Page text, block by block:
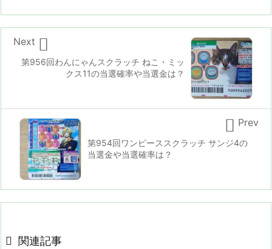
第956回わんにゃんスクラッチ ねこ・ミッ
クス11の当選確率や当選金は？

Next
第954回ワンピーススクラッチ サンジ4の
当選金や当選確率は？
 Prev
 関連記事